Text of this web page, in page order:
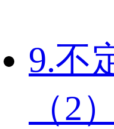
9.不
（2）